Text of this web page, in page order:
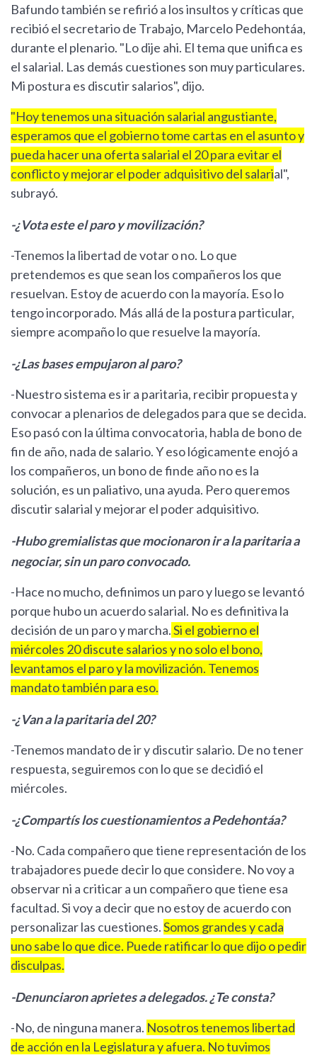
Bafundo también se refirió a los insultos y críticas que
recibió el secretario de Trabajo, Marcelo Pedehontáa,
durante el plenario. "Lo dije ahi. El tema que unifica es
el salarial. Las demás cuestiones son muy particulares.
Mi postura es discutir salarios", dijo.
"Hoy tenemos una situación salarial angustiante,
esperamos que el gobierno tome cartas en el asunto y
pueda hacer una oferta salarial el 20 para evitar el
conflicto y mejorar el poder adquisitivo del salarial",
subrayó.
-¿Vota este el paro y movilización?
-Tenemos la libertad de votar o no. Lo que
pretendemos es que sean los compañeros los que
resuelvan. Estoy de acuerdo con la mayoría. Eso lo
tengo incorporado. Más allá de la postura particular,
siempre acompaño lo que resuelve la mayoría.
-¿Las bases empujaron al paro?
-Nuestro sistema es ir a paritaria, recibir propuesta y
convocar a plenarios de delegados para que se decida.
Eso pasó con la última convocatoria, habla de bono de
fin de año, nada de salario. Y eso lógicamente enojó a
los compañeros, un bono de finde año no es la
solución, es un paliativo, una ayuda. Pero queremos
discutir salarial y mejorar el poder adquisitivo.
-Hubo gremialistas que mocionaron ir a la paritaria a
negociar, sin un paro convocado.
-Hace no mucho, definimos un paro y luego se levantó
porque hubo un acuerdo salarial. No es definitiva la
decisión de un paro y marcha.Si el gobierno el
miércoles 20 discute salarios y no solo el bono,
levantamos el paro y la movilización. Tenemos
mandato también para eso.
-¿Van a la paritaria del 20?
-Tenemos mandato de ir y discutir salario. De no tener
respuesta, seguiremos con lo que se decidió el
miércoles.
-¿Compartís los cuestionamientos a Pedehontáa?
-No. Cada compañero que tiene representación de los
trabajadores puede decir lo que considere. No voy a
observar ni a criticar a un compañero que tiene esa
facultad. Si voy a decir que no estoy de acuerdo con
personalizar las cuestiones.Somos grandes y cada
uno sabe lo que dice. Puede ratificar lo que dijo o pedir
disculpas.
-Denunciaron aprietes a delegados. ¿Te consta?
-No, de ninguna manera. Nosotros tenemos libertad
de acción en la Legislatura y afuera. No tuvimos